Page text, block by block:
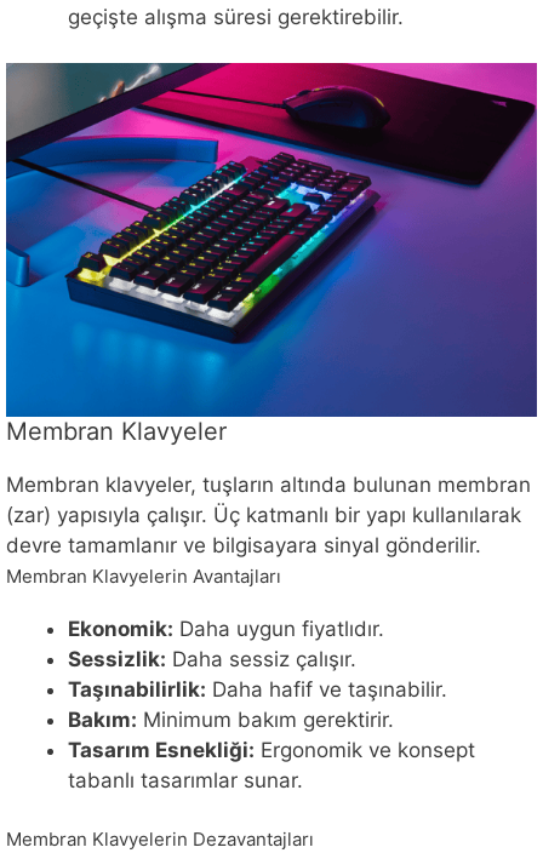
geçişte alışma süresi gerektirebilir.
Membran Klavyeler
Membran klavyeler, tuşların altında bulunan membran
(zar) yapısıyla çalışır. Üç katmanlı bir yapı kullanılarak
devre tamamlanır ve bilgisayara sinyal gönderilir.
Membran Klavyelerin Avantajları
Ekonomik: Daha uygun fiyatlıdır.
Sessizlik: Daha sessiz çalışır.
Taşınabilirlik: Daha hafif ve taşınabilir.
Bakım: Minimum bakım gerektirir.
Tasarım Esnekliği: Ergonomik ve konsept
tabanlı tasarımlar sunar.
Membran Klavyelerin Dezavantajları